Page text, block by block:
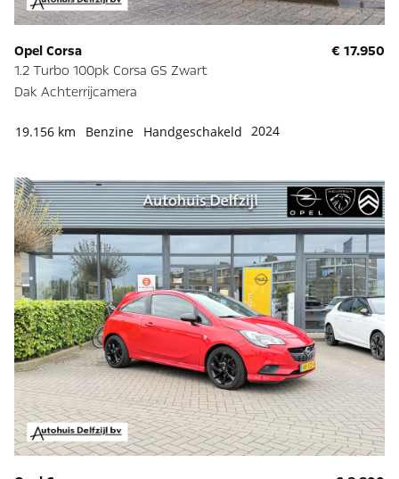
Opel Corsa
1.2 Turbo 100pk Corsa GS Zwart
Dak Achterrijcamera
€ 17.950
19.156 km Benzine Handgeschakeld 2024